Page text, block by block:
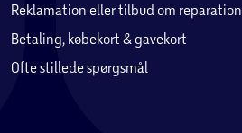
Reklamation eller tilbud om reparation
Betaling, købekort & gavekort
Ofte stillede spørgsmål